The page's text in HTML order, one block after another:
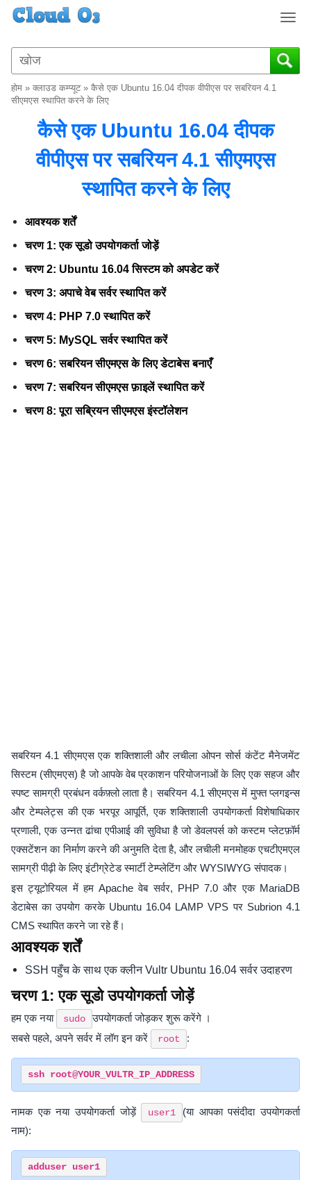
T
g
g
होम » क्लाउड कम्प्यूट» कैसे एक Ubuntu 16.04 दीपक वीपीएस पर सबरियन 4.1
सीएमएस स्थापित करने के लिए
कैसे एक Ubuntu 16.04 दीपक
वीपीएस पर सबरियन 4.1 सीएमएस
स्थापित करने के लिए
आवश्यक शर्तें
चरण 1: एक सूडो उपयोगकर्ता जोड़ें
चरण 2: Ubuntu 16.04 सिस्टम को अपडेट करें
चरण 3: अपाचे वेब सर्वर स्थापित करें
चरण 4: PHP 7.0 स्थापित करें
चरण 5: MySQL सर्वर स्थापित करें
चरण 6: सबरियन सीएमएस के लिए डेटाबेस बनाएँ
चरण 7: सबरियन सीएमएस फ़ाइलें स्थापित करें
चरण 8: पूरा सब्रियन सीएमएस इंस्टॉलेशन
सबरियन 4.1 सीएमएस एक शक्तिशाली और लचीला ओपन सोर्स कंटेंट मैनेजमेंट
सिस्टम (सीएमएस) है जो आपके वेब प्रकाशन परियोजनाओं के लिए एक सहज और
स्पष्ट सामग्री प्रबंधन वर्कफ़्लो लाता है। सबरियन 4.1 सीएमएस में मुफ्त प्लगइन्स
और टेम्पलेट्स की एक भरपूर आपूर्ति, एक शक्तिशाली उपयोगकर्ता विशेषाधिकार
प्रणाली, एक उन्नत ढांचा एपीआई की सुविधा है जो डेवलपर्स को कस्टम प्लेटफ़ॉर्म
एक्सटेंशन का निर्माण करने की अनुमति देता है, और लचीली मनमोहक एचटीएमएल
सामग्री पीढ़ी के लिए इंटीग्रेटेड स्मार्टी टेम्प्लेटिंग और WYSIWYG संपादक।
इस ट्यूटोरियल में हम Apache वेब सर्वर, PHP 7.0 और एक MariaDB
डेटाबेस का उपयोग करके Ubuntu 16.04 LAMP VPS पर Subrion 4.1
CMS स्थापित करने जा रहे हैं।
आवश्यक शर्तें
SSH पहुँच के साथ एक क्लीन Vultr Ubuntu 16.04 सर्वर उदाहरण
चरण 1: एक सूडो उपयोगकर्ता जोड़ें
हम एक नया sudo
उपयोगकर्ता जोड़कर शुरू करेंगे ।
सबसे पहले, अपने सर्वर में लॉग इन करें
root :
नामक एक नया उपयोगकर्ता जोड़ें user1
(या आपका पसंदीदा उपयोगकर्ता
नाम):